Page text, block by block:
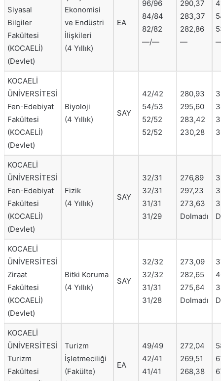
Siyasal
Bilgiler
Fakültesi
(KOCAELİ)
(Devlet)
Ekonomisi
ve Endüstri
İlişkileri
(4 Yıllık)
EA
96/96
84/84
82/82
—/—
290,37
283,37
282,86
—
KOCAELİ
ÜNİVERSİTESİ
Fen-Edebiyat
Fakültesi
(KOCAELİ)
(Devlet)
Biyoloji
(4 Yıllık)
SAY
42/42
54/53
52/52
52/52
280,93
295,60
283,42
230,28
KOCAELİ
ÜNİVERSİTESİ
Fen-Edebiyat
Fakültesi
(KOCAELİ)
(Devlet)
Fizik
(4 Yıllık)
SAY
32/31
32/31
31/31
31/29
276,89
297,23
273,63
Dolmadı
KOCAELİ
ÜNİVERSİTESİ
Ziraat
Fakültesi
(KOCAELİ)
(Devlet)
Bitki Koruma
(4 Yıllık)
SAY
32/32
32/32
31/31
31/28
273,09
282,65
275,64
Dolmadı
KOCAELİ
ÜNİVERSİTESİ
Turizm
Fakültesi
Turizm
İşletmeciliği
(Fakülte)
EA
49/49
42/41
41/41
272,04
269,51
268,38